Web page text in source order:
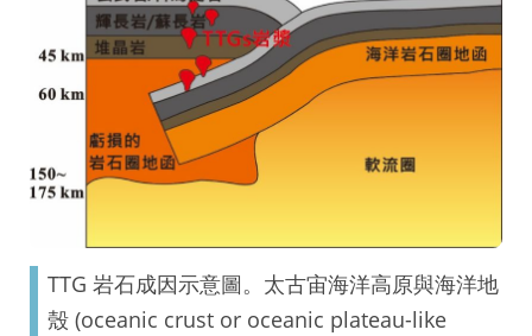
TTG 岩石成因示意圖。太古宙海洋高原與海洋地
殼 (oceanic crust or oceanic plateau-like